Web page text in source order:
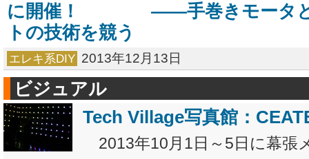
に開催！ ――手巻きモータと
トの技術を競う
エレキ系DIY 2013年12月13日
ビジュアル
Tech Village写真館：
2013年10月1日～5日に幕張